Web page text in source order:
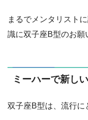
まるでメンタリスト
識に双子座B型のお願
ミーハーで新し
双子座B型は、流行に